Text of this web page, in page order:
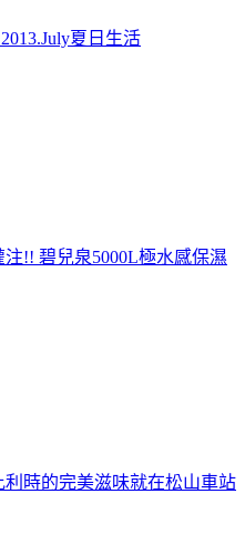
夏日生活
注!! 碧兒泉5000L極水感保濕
利時的完美滋味就在松山車站